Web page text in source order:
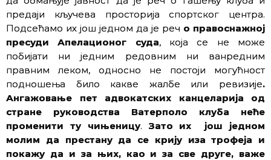
предаји кључева просторија спортског центра.
Подсећамо их још једном да је реч о правоснажној
пресуди Апелационог суда, која се не може
побијати ни једним редовним ни ванредним
правним леком, односно не постоји могућност
подношења било какве жалбе или ревизије.
Ангажовање пет адвокатских канцеларија од
стране руководства Ватерполо клуба неће
променити ту чињеницу. Зато их још једном
молим да престану да се крију иза трофеја и
покажу да и за њих, као и за све друге, важе